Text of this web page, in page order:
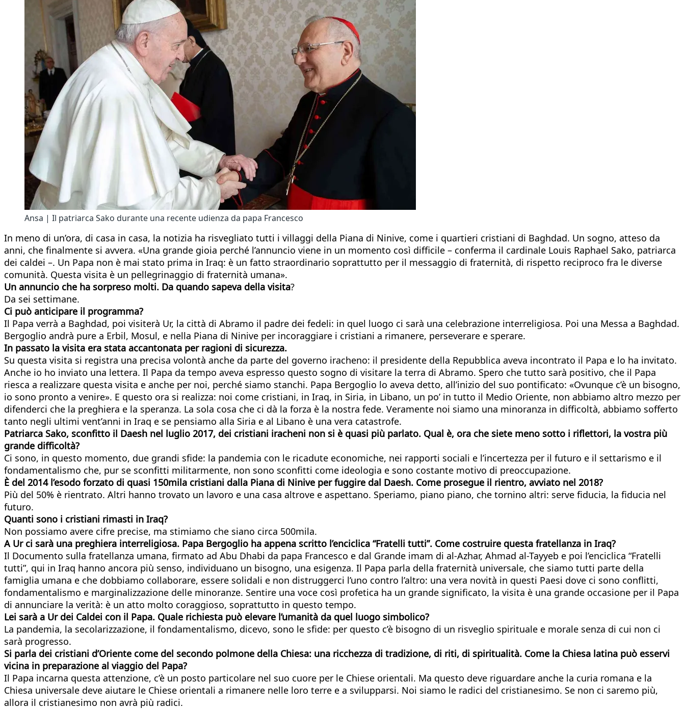
Ansa | Il patriarca Sako durante una recente udienza da papa Francesco
In meno di un’ora, di casa in casa, la notizia ha risvegliato tutti i villaggi della Piana di Ninive, come i quartieri cristiani di Baghdad. Un sogno, atteso da
anni, che finalmente si avvera. «Una grande gioia perché l’annuncio viene in un momento così difficile – conferma il cardinale Louis Raphael Sako, patriarca
dei caldei –. Un Papa non è mai stato prima in Iraq: è un fatto straordinario soprattutto per il messaggio di fraternità, di rispetto reciproco fra le diverse
comunità. Questa visita è un pellegrinaggio di fraternità umana».
Un annuncio che ha sorpreso molti. Da quando sapeva della visita?
Da sei settimane.
Ci può anticipare il programma?
Il Papa verrà a Baghdad, poi visiterà Ur, la città di Abramo il padre dei fedeli: in quel luogo ci sarà una celebrazione interreligiosa. Poi una Messa a Baghdad.
Bergoglio andrà pure a Erbil, Mosul, e nella Piana di Ninive per incoraggiare i cristiani a rimanere, perseverare e sperare.
In passato la visita era stata accantonata per ragioni di sicurezza.
Su questa visita si registra una precisa volontà anche da parte del governo iracheno: il presidente della Repubblica aveva incontrato il Papa e lo ha invitato.
Anche io ho inviato una lettera. Il Papa da tempo aveva espresso questo sogno di visitare la terra di Abramo. Spero che tutto sarà positivo, che il Papa
riesca a realizzare questa visita e anche per noi, perché siamo stanchi. Papa Bergoglio lo aveva detto, all’inizio del suo pontificato: «Ovunque c’è un bisogno,
io sono pronto a venire». E questo ora si realizza: noi come cristiani, in Iraq, in Siria, in Libano, un po’ in tutto il Medio Oriente, non abbiamo altro mezzo per
difenderci che la preghiera e la speranza. La sola cosa che ci dà la forza è la nostra fede. Veramente noi siamo una minoranza in difficoltà, abbiamo sofferto
tanto negli ultimi vent’anni in Iraq e se pensiamo alla Siria e al Libano è una vera catastrofe.
Patriarca Sako, sconfitto il Daesh nel luglio 2017, dei cristiani iracheni non si è quasi più parlato. Qual è, ora che siete meno sotto i riflettori, la vostra più
grande difficoltà?
Ci sono, in questo momento, due grandi sfide: la pandemia con le ricadute economiche, nei rapporti sociali e l’incertezza per il futuro e il settarismo e il
fondamentalismo che, pur se sconfitti militarmente, non sono sconfitti come ideologia e sono costante motivo di preoccupazione.
È del 2014 l’esodo forzato di quasi 150mila cristiani dalla Piana di Ninive per fuggire dal Daesh. Come prosegue il rientro, avviato nel 2018?
Più del 50% è rientrato. Altri hanno trovato un lavoro e una casa altrove e aspettano. Speriamo, piano piano, che tornino altri: serve fiducia, la fiducia nel
futuro.
Quanti sono i cristiani rimasti in Iraq?
Non possiamo avere cifre precise, ma stimiamo che siano circa 500mila.
A Ur ci sarà una preghiera interreligiosa. Papa Bergoglio ha appena scritto l’enciclica “Fratelli tutti”. Come costruire questa fratellanza in Iraq?
Il Documento sulla fratellanza umana, firmato ad Abu Dhabi da papa Francesco e dal Grande imam di al-Azhar, Ahmad al-Tayyeb e poi l’enciclica “Fratelli
tutti”, qui in Iraq hanno ancora più senso, individuano un bisogno, una esigenza. Il Papa parla della fraternità universale, che siamo tutti parte della
famiglia umana e che dobbiamo collaborare, essere solidali e non distruggerci l’uno contro l’altro: una vera novità in questi Paesi dove ci sono conflitti,
fondamentalismo e marginalizzazione delle minoranze. Sentire una voce così profetica ha un grande significato, la visita è una grande occasione per il Papa
di annunciare la verità: è un atto molto coraggioso, soprattutto in questo tempo.
Lei sarà a Ur dei Caldei con il Papa. Quale richiesta può elevare l’umanità da quel luogo simbolico?
La pandemia, la secolarizzazione, il fondamentalismo, dicevo, sono le sfide: per questo c’è bisogno di un risveglio spirituale e morale senza di cui non ci
sarà progresso.
Si parla dei cristiani d’Oriente come del secondo polmone della Chiesa: una ricchezza di tradizione, di riti, di spiritualità. Come la Chiesa latina può esservi
vicina in preparazione al viaggio del Papa?
Il Papa incarna questa attenzione, c’è un posto particolare nel suo cuore per le Chiese orientali. Ma questo deve riguardare anche la curia romana e la
Chiesa universale deve aiutare le Chiese orientali a rimanere nelle loro terre e a svilupparsi. Noi siamo le radici del cristianesimo. Se non ci saremo più,
allora il cristianesimo non avrà più radici.